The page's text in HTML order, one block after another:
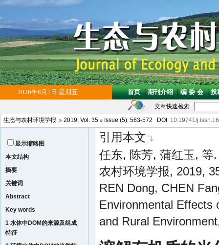
文章快速检索
生态与农村环境学报
2019, Vol. 35 Issue (5): 563-572 DOI: 10.19741/
显示缩略图
本文结构
摘要
关键词
Abstract
Key words
1 水体中DOM的来源及组成
特征
引用本文
任东, 陈芳, 蒲红玉, 等
农村环境学报, 2019,
REN Dong, CHEN
Environmental Effects
and Rural